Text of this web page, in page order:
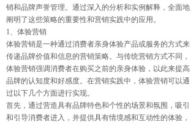
销和品牌声誉管理。通过深入的分析和实例解释，全面地
阐明了这些策略的重要性和营销实践中的应用。
1、体验营销
体验营销是一种通过消费者亲身体验产品或服务的方式来
传递品牌价值和信息的营销策略。与传统营销方式不同，
体验营销强调消费者在购买之前的亲身体验，以此来提高
品牌的认知度和好感度。在营销实践中，体验营销可以通
过以下几个方面进行实现。
首先，通过营造具有品牌特色和个性的场景和氛围，吸引
和引导消费者进入，并提供具有情境感和互动性的体验，